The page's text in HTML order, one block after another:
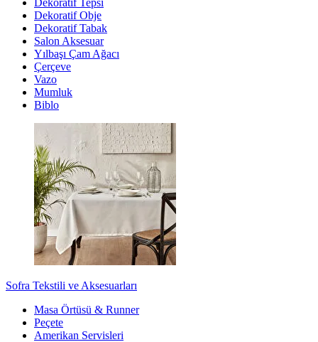
Dekoratif Tepsi
Dekoratif Obje
Dekoratif Tabak
Salon Aksesuar
Yılbaşı Çam Ağacı
Çerçeve
Vazo
Mumluk
Biblo
Sofra Tekstili ve Aksesuarları
Masa Örtüsü & Runner
Peçete
Amerikan Servisleri